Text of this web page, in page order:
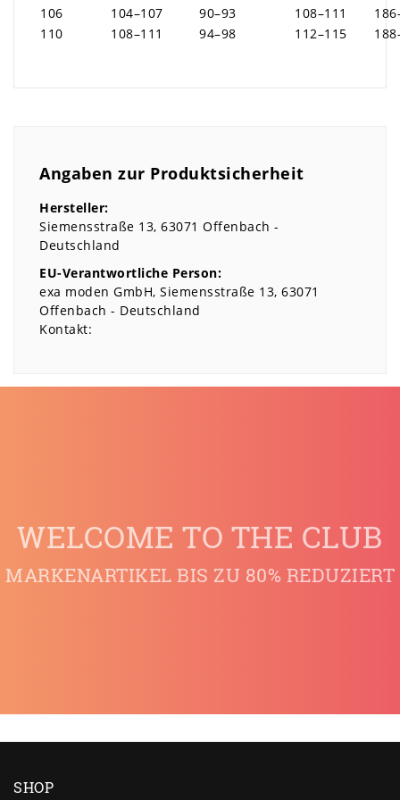
106
104–107 90–93 108–111
110
108–111 94–98 112–115
Angaben zur Produktsicherheit
Hersteller:
Siemensstraße 13 63071 Offenbach
Deutschland
EU-Verantwortliche Person:
exa moden GmbH Siemensstraße 13 63071
Offenbach
Deutschland
Kontakt:
WELCOME TO THE CLUB
MARKENARTIKEL BIS ZU 80% REDUZIERT
SHOP